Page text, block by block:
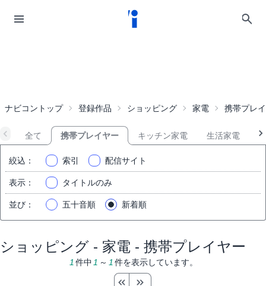
ナビコントップ 登録作品 ショッピング 家電 携帯プレ
全て 携帯プレイヤー キッチン家電 生活家電
絞込 ： 索引 配信サイト
表示 ： タイトルのみ
並び ： 五十音順 新着順
ショッピング - 家電 - 携帯プレイヤー
1 件中 1 ～ 1 件を表示しています。